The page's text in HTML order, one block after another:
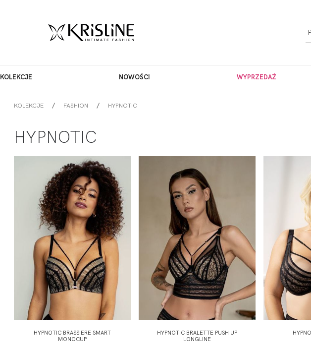
KOLEKCJE NOWOŚCI WYPRZEDAŻ
KOLEKCJE FASHION HYPNOTIC
HYPNOTIC
HYPNOTIC BRASSIERE SMART
MONOCUP
HYPNOTIC BRALETTE PUSH UP
LONGLINE